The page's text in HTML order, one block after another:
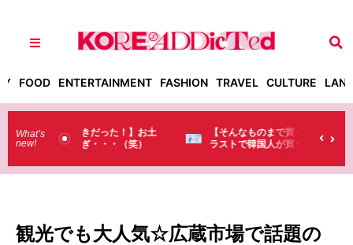
FOOD ENTERTAINMENT FASHION TRAVEL CULTURE
What’s
new!
！】お土
（笑）
【そんなものまで買っていくの？】日本のド
ラストで韓国人が買うものがちょっと…
観光でも大人気☆広蔵市場で話題の